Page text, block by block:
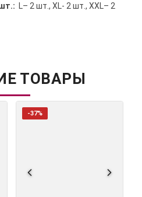
L– 2 шт., XL- 2 шт., XXL– 2
ТОВАРЫ
-37%